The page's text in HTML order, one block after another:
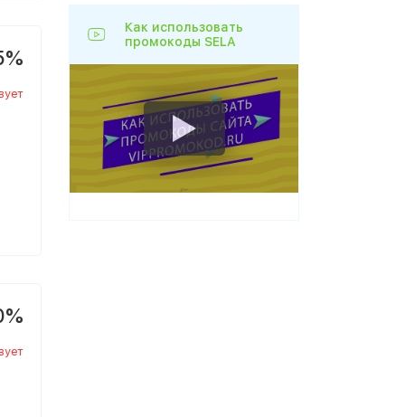
Как использовать
промокоды SELA